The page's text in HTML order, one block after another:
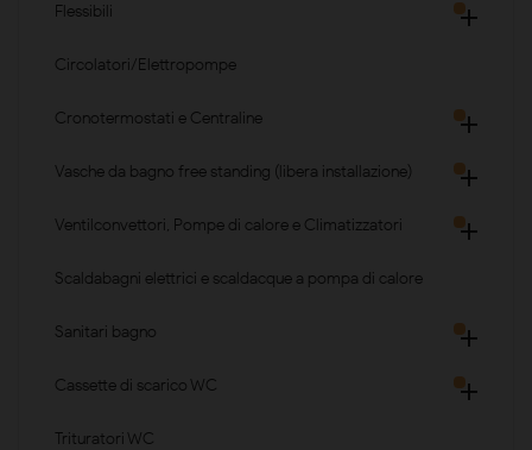
Flessibili 
Circolatori/Elettropompe
Cronotermostati e Centraline 
Vasche da bagno free standing (libera installazione) 
Ventilconvettori, Pompe di calore e Climatizzatori 
Scaldabagni elettrici e scaldacque a pompa di calore
Sanitari bagno 
Cassette di scarico WC 
Trituratori WC